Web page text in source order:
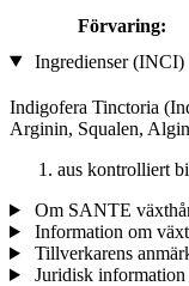
Förvaring:
Ingredienser (INCI)
Indigofera Tinctoria
Arginin, Squalen,
aus kontrolliert
Om SANTE
Information om
Tillverkarens
Juridisk information